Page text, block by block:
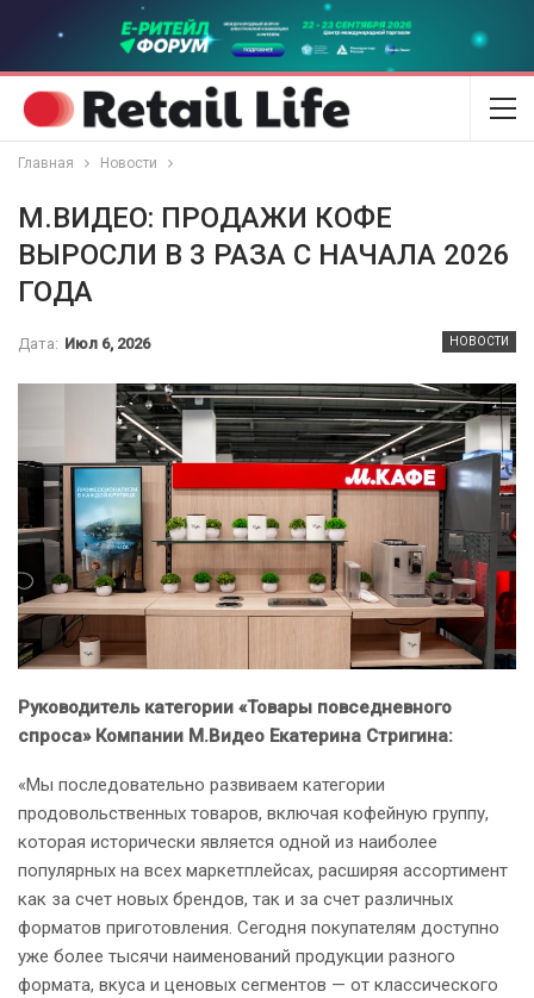
Главная Новости
М.ВИДЕО: ПРОДАЖИ КОФЕ
ВЫРОСЛИ В 3 РАЗА С НАЧАЛА 2026
ГОДА
НОВОСТИ
Дата: Июл 6, 2026
Руководитель категории «Товары повседневного
спроса» Компании М.Видео Екатерина Стригина:
«Мы последовательно развиваем категории
продовольственных товаров, включая кофейную группу,
которая исторически является одной из наиболее
популярных на всех маркетплейсах, расширяя ассортимент
как за счет новых брендов, так и за счет различных
форматов приготовления. Сегодня покупателям доступно
уже более тысячи наименований продукции разного
формата, вкуса и ценовых сегментов — от классического